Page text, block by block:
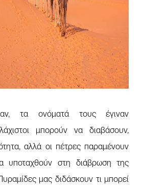
τα ονόματά τους έγιναν
μπορούν να διαβάσουν,
αλλά οι πέτρες παραμένουν
υποταχθούν στη διάβρωση της
μας διδάσκουν τι μπορεί